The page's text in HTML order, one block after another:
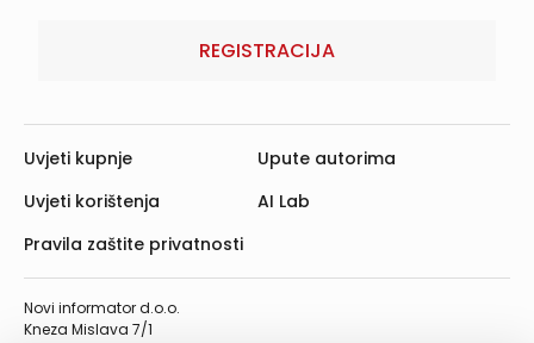
REGISTRACIJA
Novi informator d.o.o.
Kneza Mislava 7/1
Uvjeti kupnje
Uvjeti korištenja
Pravila zaštite privatnosti
Upute autorima
AI Lab